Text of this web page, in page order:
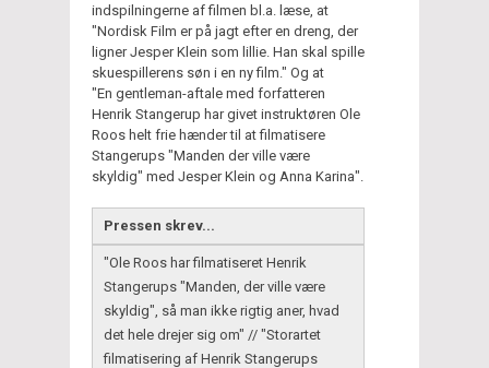
indspilningerne af filmen bl.a. læse, at
"Nordisk Film er på jagt efter en dreng, der
ligner Jesper Klein som lillie. Han skal spille
skuespillerens søn i en ny film." Og at
"En gentleman-aftale med forfatteren
Henrik Stangerup har givet instruktøren Ole
Roos helt frie hænder til at filmatisere
Stangerups "Manden der ville være
skyldig" med Jesper Klein og Anna Kаrina".
Pressen skrev...
"Ole Roos har filmatiseret Henrik
Stangerups "Manden, der ville være
skyldig", så man ikke rigtig aner, hvad
det hele drejer sig om" // "Storartet
filmatisering af Henrik Stangerups